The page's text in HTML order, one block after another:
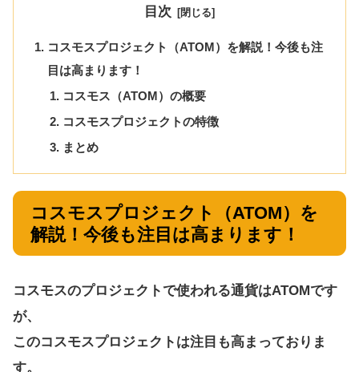
目次
コスモスプロジェクト（ATOM）を解説！今後も注
目は高まります！
コスモス（ATOM）の概要
コスモスプロジェクトの特徴
まとめ
コスモスプロジェクト（ATOM）を
解説！今後も注目は高まります！
コスモスのプロジェクトで使われる通貨はATOMです
が、
このコスモスプロジェクトは注目も高まっておりま
す。